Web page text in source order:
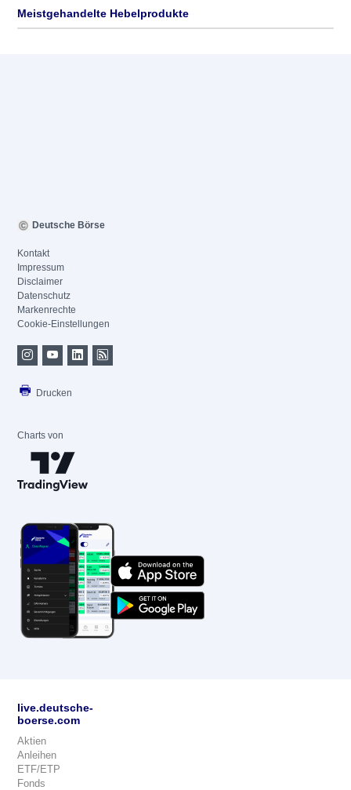
Meistgehandelte Hebelprodukte
Deutsche Börse
Kontakt
Impressum
Disclaimer
Datenschutz
Markenrechte
Cookie-Einstellungen
Drucken
Charts von
live.deutsche-
boerse.com
Aktien
Anleihen
ETF/ETP
Fonds